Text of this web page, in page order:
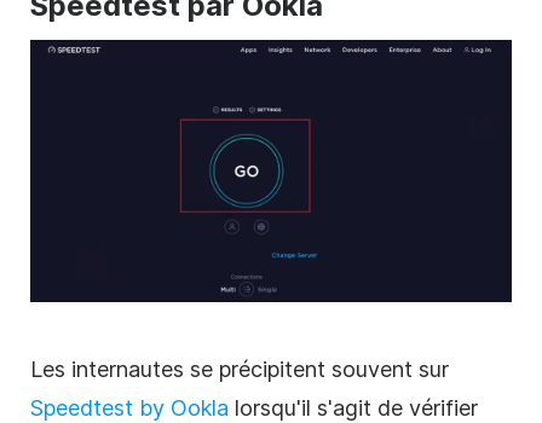
Les internautes se précipitent souvent sur
Speedtest by Ookla lorsqu'il s'agit de vérifier